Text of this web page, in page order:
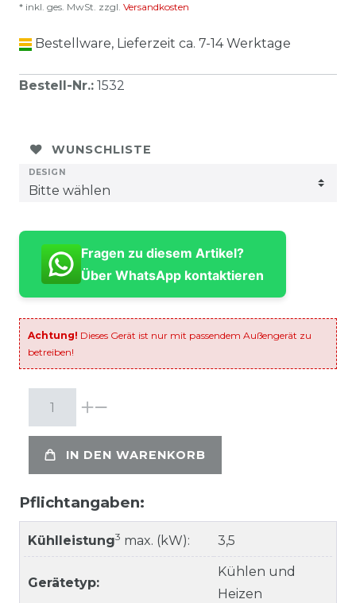
* inkl. ges. MwSt. zzgl. Versandkosten
Bestellware, Lieferzeit ca. 7-14 Werktage
Bestell-Nr.: 1532
WUNSCHLISTE
DESIGN
Fragen zu diesem Artikel?
Über WhatsApp kontaktieren
Achtung! Dieses Gerät ist nur mit passendem Außengerät zu
betreiben!
IN DEN WARENKORB
Pflichtangaben:
Kühlleistung3 max. (kW): 3,5
Gerätetyp:
Kühlen und
Heizen